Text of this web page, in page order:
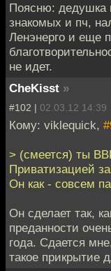
Поясню: дедушка
знакомых и пч,
Ленэнерго и еще
не идет.
CheKisst »
#102 | 02.03.12 14:39
Кому: viklequick,
> (смеется) ты
Приватизацией
Он как - совсем
Он сделает так,
преданности
года. Сдается
такое прикрытие